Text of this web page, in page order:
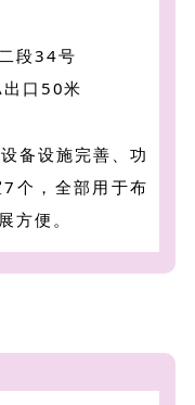
段34号
口50米
备设施完善、功
个，全部用于布
方便。